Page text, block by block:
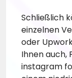
Schließlich
einzelnen
oder
Ihnen auch,
instagram